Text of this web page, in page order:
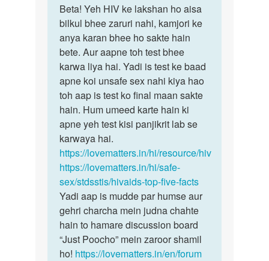
to
Maine
1
saal
pehle
ek
sex…
by
Sunil
Beta!
Yeh
HIV
ke
lakshan
ho…
Beta! Yeh HIV ke lakshan ho aisa
bilkul bhee zaruri nahi, kamjori ke
anya karan bhee ho sakte hain
bete. Aur aapne toh test bhee
karwa liya hai. Yadi is test ke baad
apne koi unsafe sex nahi kiya hao
toh aap is test ko final maan sakte
hain. Hum umeed karte hain ki
apne yeh test kisi panjikrit lab se
karwaya hai.
https://lovematters.in/hi/resource/hiv
https://lovematters.in/hi/safe-
sex/stdsstis/hivaids-top-five-facts
Yadi aap is mudde par humse aur
gehri charcha mein judna chahte
hain to hamare discussion board
“Just Poocho” mein zaroor shamil
ho! https://lovematters.in/en/forum